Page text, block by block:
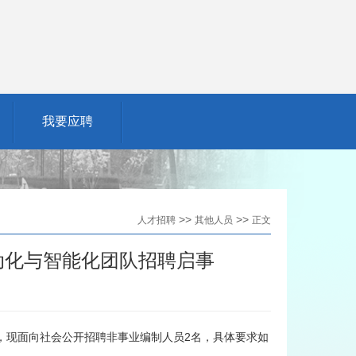
我要应聘
人才招聘 >> 其他人员 >> 正文
与智能化团队招聘启事
面向社会公开招聘非事业编制人员2名，具体要求如